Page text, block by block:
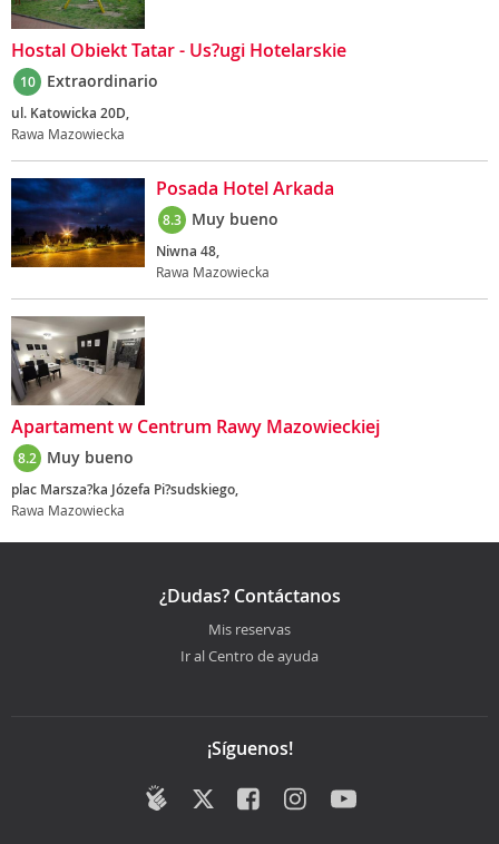
Hostal Obiekt Tatar - Us?ugi Hotelarskie
10 Extraordinario
ul. Katowicka 20D,
Rawa Mazowiecka
Posada Hotel Arkada
8.3 Muy bueno
Niwna 48,
Rawa Mazowiecka
Apartament w Centrum Rawy Mazowieckiej
8.2 Muy bueno
plac Marsza?ka Józefa Pi?sudskiego,
Rawa Mazowiecka
¿Dudas? Contáctanos
Mis reservas
Ir al Centro de ayuda
¡Síguenos!